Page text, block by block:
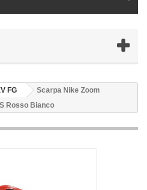
FG
Scarpa Nike Zoom
Rosso Bianco